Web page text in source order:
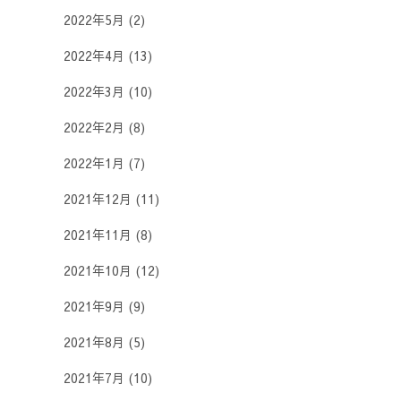
2022年5月 (2)
2022年4月 (13)
2022年3月 (10)
2022年2月 (8)
2022年1月 (7)
2021年12月 (11)
2021年11月 (8)
2021年10月 (12)
2021年9月 (9)
2021年8月 (5)
2021年7月 (10)